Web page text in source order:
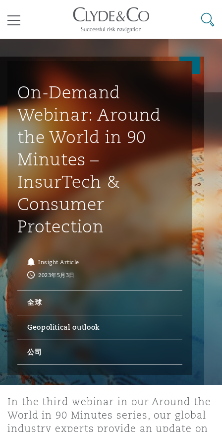
Business Jets
Commerical Dispute
Debt Recovery
Emergency Response & Crisis
Fleet Procurement
Insurance Coverage
MRO (Maintenance, Repair &
业与咨询
数据保护与隐私权
劳动、养老金和移民n
金融
知识产权
议解决
Commercial Arbitration
Commercial Litigation
源、海洋与贸易
Energy & Natural Resources
险和再保险
Bermuda Form
Corporate, Commercial &
Insurance
Employers' & Public Liability
Energy
Financial Institutions,
目和建筑工程
Construction Disputes
PPP/PFI
Public Procurement
房地产
管法规与调查
Anti-Bribery & Corruption
External Investigations
Financial Services
Fraud & White-Collar Crime
Internal Investigations
Professional Services
候变化
Code
& Co Newton - 解锁智能索赔新模式
议融资
Eco Audit
普敦
累斯萨拉姆
翰内斯堡
罗比 – 联营办公室
京
里斯班
庆
港
隆坡 – 联营办公室
尔本
德里 – 联营办公室
斯
拉加斯
西哥城
约热内卢
地亚哥 – 联营办公室
保罗
布扎比
罗
哈
拜
达
雅得
特兰大
士顿
尔加里
加哥
拉斯
佛
萨斯城
斯维加斯
杉矶
伯丁
尔法斯特
明翰
里斯托尔
里
柏林（圣史蒂芬绿地大厦）
塞尔多夫
丁堡
拉斯哥（G1大厦）
目录
其礼律所事务所
搜寻
On-Demand
Webinar: Around
the World in 90
Minutes –
InsurTech &
Consumer
Protection
Insight Article
2023年5月3日
全球
Geopolitical outlook
公司
In the third webinar in our Around the
World in 90 Minutes series, our global
industry experts provide an update on